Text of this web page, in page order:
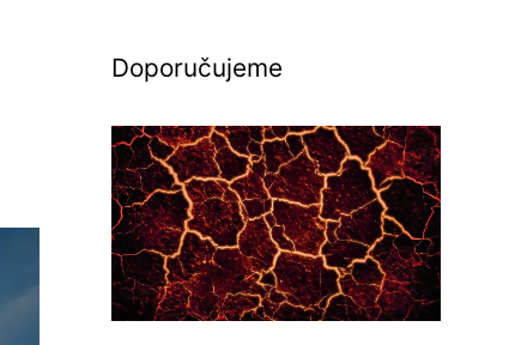
Doporučujeme